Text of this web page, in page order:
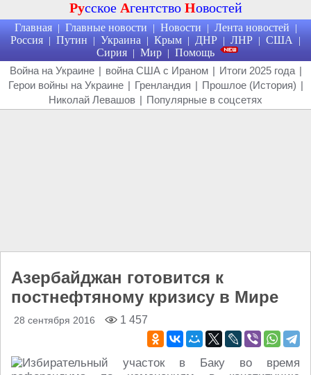
Русское Агентство Новостей
Главная | Главные новости | Новости | Лента новостей |
Россия | Путин | Украина | Крым | ДНР | ЛНР | США |
Сирия | Мир | Помощь
Война на Украине | война США с Ираном | Итоги 2025 года |
Герои войны на Украине | Гренландия | Прошлое (История) |
Николай Левашов | Популярные в соцсетях
Азербайджан готовится к
постнефтяному кризису в Мире
28 сентября 2016 1 457